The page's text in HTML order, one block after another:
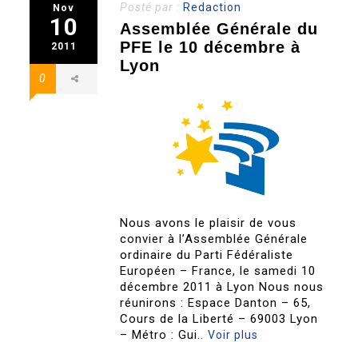
Nov
10
2011
0
Posté par : Redaction
Assemblée Générale du
PFE le 10 décembre à
Lyon
Nous avons le plaisir de vous
convier à l’Assemblée Générale
ordinaire du Parti Fédéraliste
Européen – France, le samedi 10
décembre 2011 à Lyon Nous nous
réunirons : Espace Danton – 65,
Cours de la Liberté – 69003 Lyon
– Métro : Gui..Voir plus